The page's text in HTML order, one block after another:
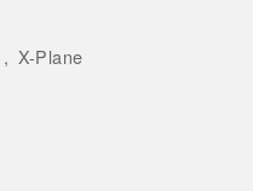
X-Plane